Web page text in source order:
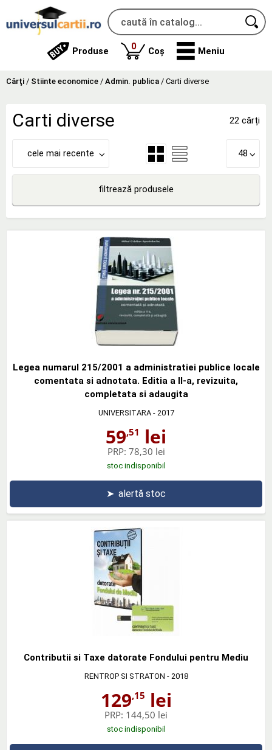
Produse 0produse
Coș Meniu
Cărţi / Stiinte economice / Admin. publica / Carti diverse
Carti diverse 22 cărți
cele mai recente 48
filtrează produsele
Legea numarul 215/2001 a administratiei publice locale
comentata si adnotata. Editia a II-a, revizuita,
completata si adaugita
UNIVERSITARA- 2017
59,51 lei
PRP: 78,30 lei
stoc indisponibil
➤ alertă stoc
Contributii si Taxe datorate Fondului pentru Mediu
RENTROP SI STRATON - 2018
129,15 lei
PRP: 144,50 lei
stoc indisponibil